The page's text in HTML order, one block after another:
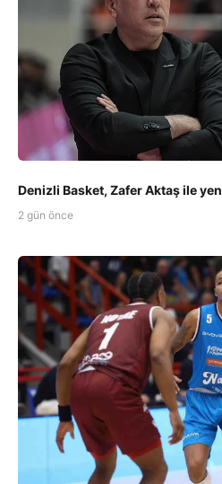
Denizli Basket, Zafer Aktaş ile
2 gün önce